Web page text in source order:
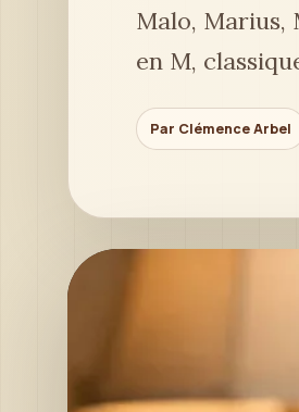
Malo, Marius,
en M,
Par Clémence Arbel